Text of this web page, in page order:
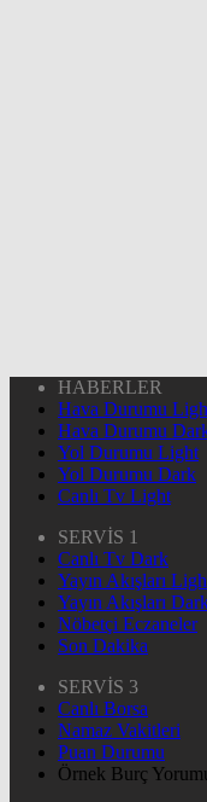
HABERLER
Hava Durumu
Hava Durumu
Yol Durumu Light
Yol Durumu Dark
Canlı Tv Light
SERVİS 1
Canlı Tv Dark
Yayın Akışları
Yayın Akışları
Nöbetçi Eczaneler
Son Dakika
SERVİS 3
Canlı Borsa
Namaz Vakitleri
Puan Durumu
Örnek Burç